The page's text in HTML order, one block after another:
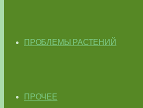
ПРОБЛЕМЫ РАСТЕНИЙ
ПРОЧЕЕ